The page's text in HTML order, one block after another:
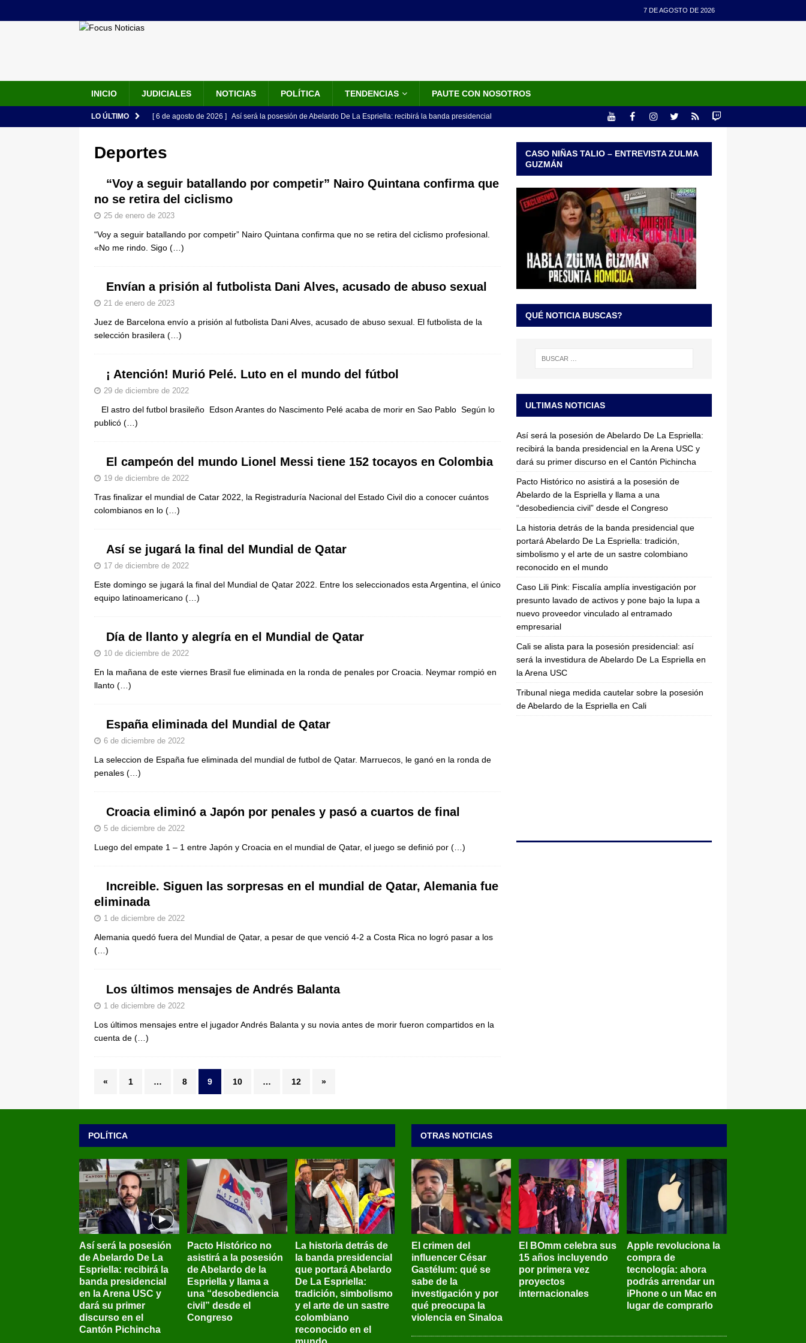
7 DE AGOSTO DE 2026
INICIO JUDICIALES NOTICIAS POLÍTICA TENDENCIAS PAUTE CON NOSOTROS
LO ÚLTIMO [ 6 de agosto de 2026 ] Así será la posesión de Abelardo De La Espriella: recibirá la banda presidencial
[ 6 de agosto de 2026 ]
una “desobediencia civil” desde el Congreso LO ÚLTIMO
[ 6 de agosto de 2026 ] La historia detrás de la banda presidencial que portará Abelardo De La
Espriella: tradición, simbolismo y el arte de un sastre colombiano reconocido en el mundo
ÚLTIMO
[ 6 de agosto de 2026 ]
De La Espriella en la Arena USC LO ÚLTIMO
Deportes
“Voy a seguir batallando por competir” Nairo Quintana confirma que
no se retira del ciclismo
25 de enero de 2023
“Voy a seguir batallando por competir” Nairo Quintana confirma que no se retira del ciclismo profesional.
«No me rindo. Sigo (…)
Envían a prisión al futbolista Dani Alves, acusado de abuso sexual
21 de enero de 2023
Juez de Barcelona envío a prisión al futbolista Dani Alves, acusado de abuso sexual. El futbolista de la
selección brasilera (…)
¡ Atención! Murió Pelé. Luto en el mundo del fútbol
29 de diciembre de 2022
El astro del futbol brasileño Edson Arantes do Nascimento Pelé acaba de morir en Sao Pablo Según lo
publicó (…)
El campeón del mundo Lionel Messi tiene 152 tocayos en Colombia
19 de diciembre de 2022
Tras finalizar el mundial de Catar 2022, la Registraduría Nacional del Estado Civil dio a conocer cuántos
colombianos en lo (…)
Así se jugará la final del Mundial de Qatar
17 de diciembre de 2022
Este domingo se jugará la final del Mundial de Qatar 2022. Entre los seleccionados esta Argentina, el único
equipo latinoamericano (…)
Día de llanto y alegría en el Mundial de Qatar
10 de diciembre de 2022
En la mañana de este viernes Brasil fue eliminada en la ronda de penales por Croacia. Neymar rompió en
llanto (…)
España eliminada del Mundial de Qatar
6 de diciembre de 2022
La seleccion de España fue eliminada del mundial de futbol de Qatar. Marruecos, le ganó en la ronda de
penales (…)
Croacia eliminó a Japón por penales y pasó a cuartos de final
5 de diciembre de 2022
Luego del empate 1 – 1 entre Japón y Croacia en el mundial de Qatar, el juego se definió por (…)
Increible. Siguen las sorpresas en el mundial de Qatar, Alemania fue
eliminada
1 de diciembre de 2022
Alemania quedó fuera del Mundial de Qatar, a pesar de que venció 4-2 a Costa Rica no logró pasar a los
(…)
Los últimos mensajes de Andrés Balanta
1 de diciembre de 2022
Los últimos mensajes entre el jugador Andrés Balanta y su novia antes de morir fueron compartidos en la
cuenta de (…)
« 1 … 8 9 10 … 12 »
CASO NIÑAS TALIO – ENTREVISTA ZULMA
GUZMÁN
QUÉ NOTICIA BUSCAS?
ULTIMAS NOTICIAS
Así será la posesión de Abelardo De La Espriella:
recibirá la banda presidencial en la Arena USC y
dará su primer discurso en el Cantón Pichincha
Pacto Histórico no asistirá a la posesión de
Abelardo de la Espriella y llama a una
“desobediencia civil” desde el Congreso
La historia detrás de la banda presidencial que
portará Abelardo De La Espriella: tradición,
simbolismo y el arte de un sastre colombiano
reconocido en el mundo
Caso Lili Pink: Fiscalía amplía investigación por
presunto lavado de activos y pone bajo la lupa a
nuevo proveedor vinculado al entramado
empresarial
Cali se alista para la posesión presidencial: así
será la investidura de Abelardo De La Espriella en
la Arena USC
Tribunal niega medida cautelar sobre la posesión
de Abelardo de la Espriella en Cali
POLÍTICA
Así será la posesión
de Abelardo De La
Espriella: recibirá la
banda presidencial
en la Arena USC y
dará su primer
discurso en el
Cantón Pichincha
Pacto Histórico no
asistirá a la posesión
de Abelardo de la
Espriella y llama a
una “desobediencia
civil” desde el
Congreso
La historia detrás de
la banda presidencial
que portará Abelardo
De La Espriella:
tradición, simbolismo
y el arte de un sastre
colombiano
reconocido en el
OTRAS NOTICIAS
El crimen del
influencer César
Gastélum: qué se
sabe de la
investigación y por
qué preocupa la
violencia en Sinaloa
El BOmm celebra sus
15 años incluyendo
por primera vez
proyectos
internacionales
Apple revoluciona la
compra de
tecnología: ahora
podrás arrendar un
iPhone o un Mac en
lugar de comprarlo